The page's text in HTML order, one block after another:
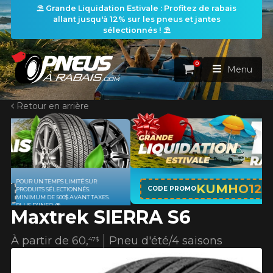
⛱️ Grande Liquidation Estivale : Profitez de rabais
allant jusqu'à 12% sur les pneus et jantes
sélectionnés ! ⛱️
ACCUEIL
PNEUS
RECHERCHE DE PNEUS VOIR TOUT
Rechercher par
Par dimensions Par véhicule
Recherche par dimensions
ROUES
RECHERCHE DE ROUES
Par dimensions
ENSEMBLES
RECHERCHE D'ENSEMBLES
PROMOTIONS
Panier
0
Menu
Retour en arrière
Maxtrek SIERRA S6
Pneu d'été/4 saisons
À partir de 60,47$
CODE PROMOKUMHO12
APPLICABLE SUR TOUT ACHAT DE 4
PNEUS DE MARQUE KUMHO*
PLUS
D'INFO